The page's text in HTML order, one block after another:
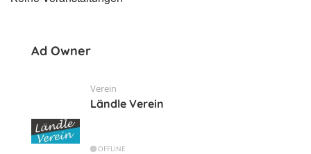
Ad Owner
Verein
Ländle Verein
OFFLINE